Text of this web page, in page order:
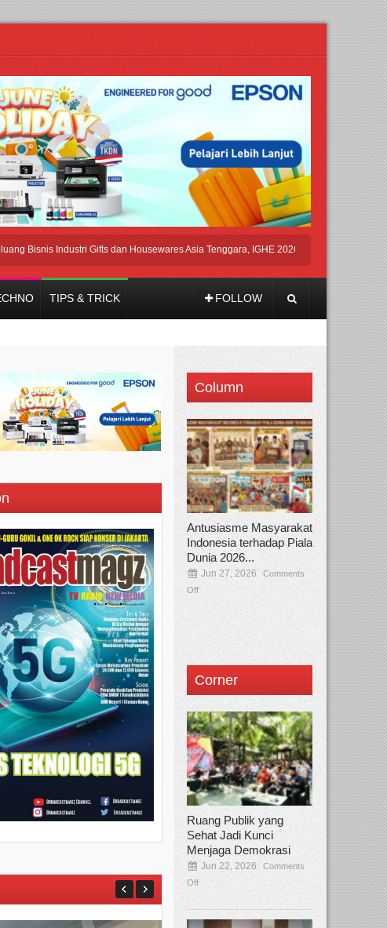
Industri Gifts dan Housewares Asia Tenggara, IGHE 2026 Kembali Digelar di Jakarta
TIPS & TRICK FOLLOW
Column
Antusiasme Masyarakat
Indonesia terhadap Piala
Dunia 2026...
Jun 27, 2026
Comments
Off
Corner
Ruang Publik yang
Sehat Jadi Kunci
Menjaga Demokrasi
Jun 22, 2026
Comments
Off